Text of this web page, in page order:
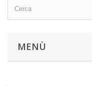
MENÙ